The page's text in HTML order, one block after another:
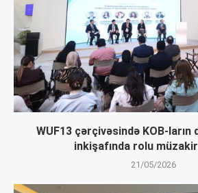
WUF13 çərçivəsində KOB-ların
inkişafında rolu
21/05/2026